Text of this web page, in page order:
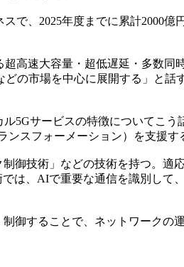
で、2025年度までに累計2000億
高速大容量・超低遅延・多数同
の市場を中心に展開する」と話
5Gサービスの特徴についてこう
スフォーメーション）を支援す
御技術」などの技術を持つ。適応
は、AIで重要な通信を識別して
御することで、ネットワークの